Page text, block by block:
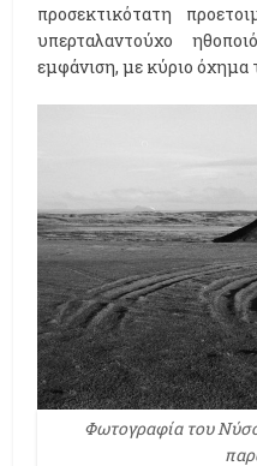
προσεκτικότατη
υπερταλαντούχο
εμφάνιση, με κύριο όχημα
Φωτογραφία του